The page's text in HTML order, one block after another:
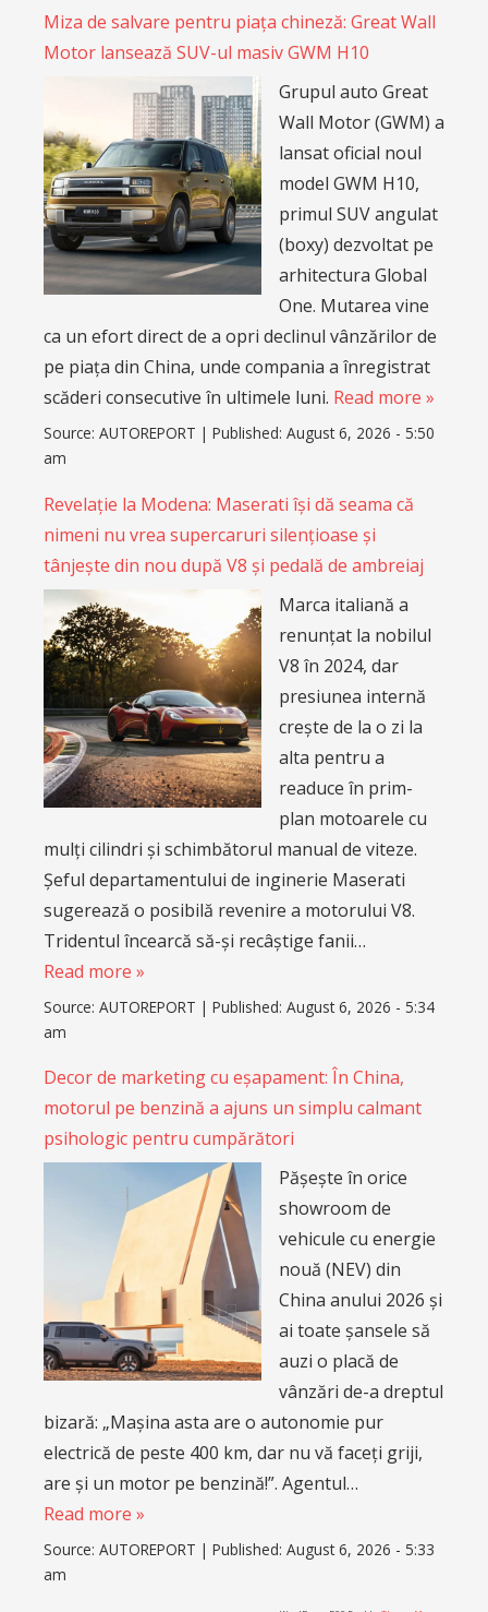
Miza de salvare pentru piața chineză: Great Wall
Motor lansează SUV-ul masiv GWM H10
Grupul auto Great
Wall Motor (GWM) a
lansat oficial noul
model GWM H10,
primul SUV angulat
(boxy) dezvoltat pe
arhitectura Global
One. Mutarea vine
ca un efort direct de a opri declinul vânzărilor de
pe piața din China, unde compania a înregistrat
scăderi consecutive în ultimele luni. Read more »
Source: AUTOREPORT | Published: August 6, 2026 - 5:50
am
Revelație la Modena: Maserati își dă seama că
nimeni nu vrea supercaruri silențioase și
tânjește din nou după V8 și pedală de ambreiaj
Marca italiană a
renunțat la nobilul
V8 în 2024, dar
presiunea internă
crește de la o zi la
alta pentru a
readuce în prim-
plan motoarele cu
mulți cilindri și schimbătorul manual de viteze.
Șeful departamentului de inginerie Maserati
sugerează o posibilă revenire a motorului V8.
Tridentul încearcă să-și recâștige fanii…
Read more »
Source: AUTOREPORT | Published: August 6, 2026 - 5:34
am
Decor de marketing cu eșapament: În China,
motorul pe benzină a ajuns un simplu calmant
psihologic pentru cumpărători
Pășește în orice
showroom de
vehicule cu energie
nouă (NEV) din
China anului 2026 și
ai toate șansele să
auzi o placă de
vânzări de-a dreptul
bizară: „Mașina asta are o autonomie pur
electrică de peste 400 km, dar nu vă faceți griji,
are și un motor pe benzină!”. Agentul…
Read more »
Source: AUTOREPORT | Published: August 6, 2026 - 5:33
am